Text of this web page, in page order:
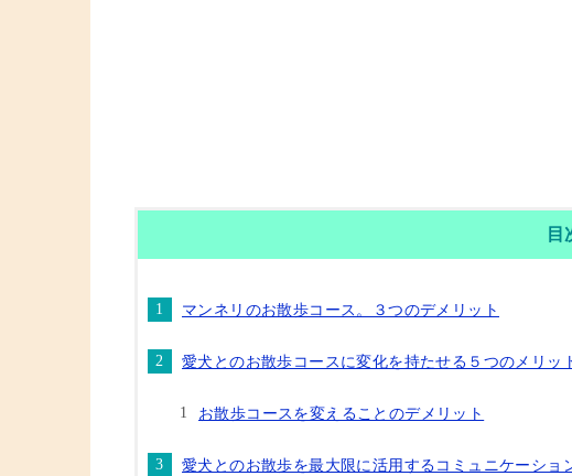
目
マンネリのお散歩コース。３つのデメリット
愛犬とのお散歩コースに変化を持たせる５つのメリッ
お散歩コースを変えることのデメリット
愛犬とのお散歩を最大限に活用するコミュニケーショ